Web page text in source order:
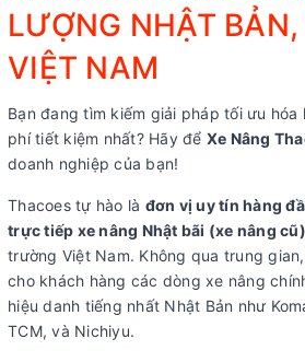
LƯỢNG NHẬT
VIỆT NAM
Bạn đang tìm kiếm giải pháp tối ưu
phí tiết kiệm nhất? Hãy để Xe Nâng
doanh nghiệp của bạn!
Thacoes tự hào là đơn vị uy tín hàng
trực tiếp xe nâng Nhật bãi (xe nâng
trường Việt Nam. Không qua trung
cho khách hàng các dòng xe nâng
hiệu danh tiếng nhất Nhật Bản như
TCM, và Nichiyu.